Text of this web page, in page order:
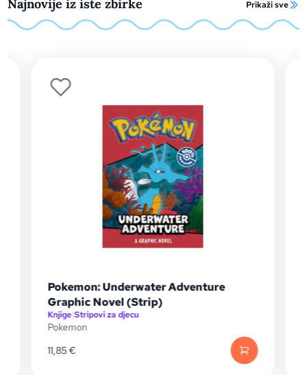
Najnovije iz iste zbirke Prikaži sve
Pokemon: Underwater Adventure
Graphic Novel (Strip)
Knjige|Stripovi za djecu
Pokemon
11,85€